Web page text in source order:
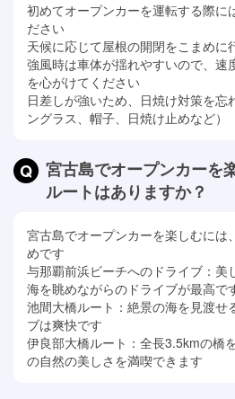
初めてオープンカーを運転する際に
ださい
天候に応じて屋根の開閉をこまめに
強風時は車体が揺れやすいので、速
を心がけてください
日差しが強いため、日焼け対策を忘
ングラス、帽子、日焼け止めなど）
宮古島でオープンカーを
ルートはありますか？
宮古島でオープンカーを楽しむには
めです
与那覇前浜ビーチへのドライブ：美
海を眺めながらのドライブが最高で
池間大橋ルート：絶景の海を見渡せ
ブは爽快です
伊良部大橋ルート：全長3.5kmの橋
の自然の美しさを満喫できます